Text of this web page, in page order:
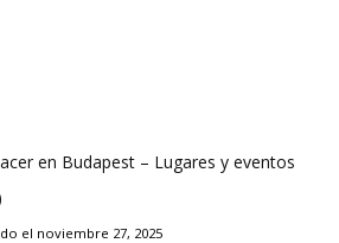
en Budapest – Lugares y eventos
el noviembre 27, 2025